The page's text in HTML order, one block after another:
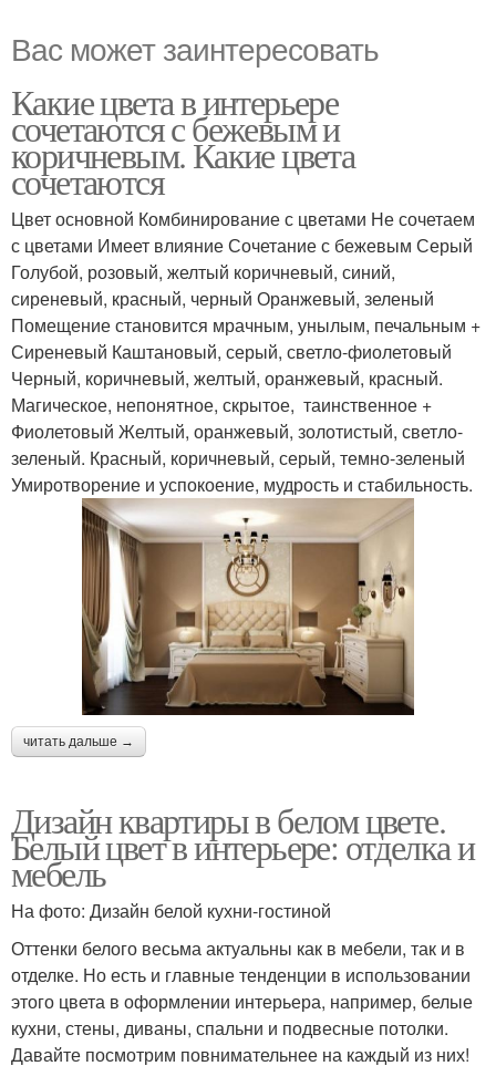
Вас может заинтересовать
Какие цвета в интерьере
сочетаются с бежевым и
коричневым. Какие цвета
сочетаются
Цвет основной Комбинирование с цветами Не сочетаем
с цветами Имеет влияние Сочетание с бежевым Серый
Голубой, розовый, желтый коричневый, синий,
сиреневый, красный, черный Оранжевый, зеленый
Помещение становится мрачным, унылым, печальным +
Сиреневый Каштановый, серый, светло-фиолетовый
Черный, коричневый, желтый, оранжевый, красный.
Магическое, непонятное, скрытое, таинственное +
Фиолетовый Желтый, оранжевый, золотистый, светло-
зеленый. Красный, коричневый, серый, темно-зеленый
Умиротворение и успокоение, мудрость и стабильность.
читать дальше →
Дизайн квартиры в белом цвете.
Белый цвет в интерьере: отделка и
мебель
На фото: Дизайн белой кухни-гостиной
Оттенки белого весьма актуальны как в мебели, так и в
отделке. Но есть и главные тенденции в использовании
этого цвета в оформлении интерьера, например, белые
кухни, стены, диваны, спальни и подвесные потолки.
Давайте посмотрим повнимательнее на каждый из них!